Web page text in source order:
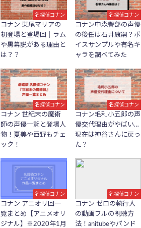
名探偵コナン
コナン 東尾マリアの
初登場と登場回｜ラム
や黒幕説がある理由と
は？？
名探偵コナン
コナン中森警部の声優
の後任は石井康嗣？ボ
イスサンプルや有名キ
ャラを調べてみた
名探偵コナン
コナン 世紀末の魔術
師の声優一覧と登場人
物！夏美や西野もチェ
ック！
名探偵コナン
コナン毛利小五郎の声
優交代理由がやばい…
現在は神谷さんに戻っ
た？
名探偵コナン
コナン アニオリ回一
覧まとめ【アニメオリ
ジナル】※2020年1月
名探偵コナン
コナン ゼロの執行人
の動画フルの視聴方
法！anitubeやパンド